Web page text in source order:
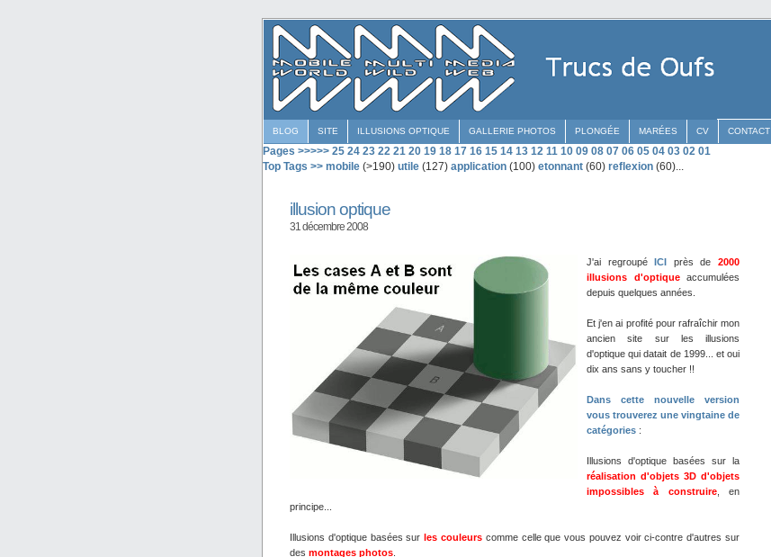
BLOG SITE ILLUSIONS OPTIQUE GALLERIE PHOTOS PLONGÉE MARÉES CV CONTACT
Pages >>>>> 25 24 23 22 21 20 19 18 17 16 15 14 13 12 11 10 09 08 07 06 05 04 03 02 01
Top Tags >> mobile (>190) utile (127) application (100) etonnant (60) reflexion (60)...
illusion optique
31 décembre 2008
J'ai regroupé ICI près de2000
illusions d'optiqueaccumulées
depuis quelques années.
Et j'en ai profité pour rafraîchir mon
ancien site sur les illusions
d'optique qui datait de 1999... et oui
dix ans sans y toucher !!
Dans cette nouvelle version
vous trouverez une vingtaine de
catégories :
Illusions d'optique basées sur la
réalisation d'objets 3D d'objets
impossibles à construire, en
principe...
Illusions d'optique basées sur les couleurscomme celle que vous pouvez voir ci-contre d'autres sur
des montages photos